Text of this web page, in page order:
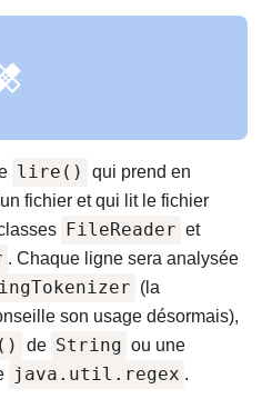
lire()
qui prend en
fichier et qui lit le fichier
FileReader et
. Chaque ligne sera analysée
(la
son usage désormais),
de String ou une
java.util.regex .